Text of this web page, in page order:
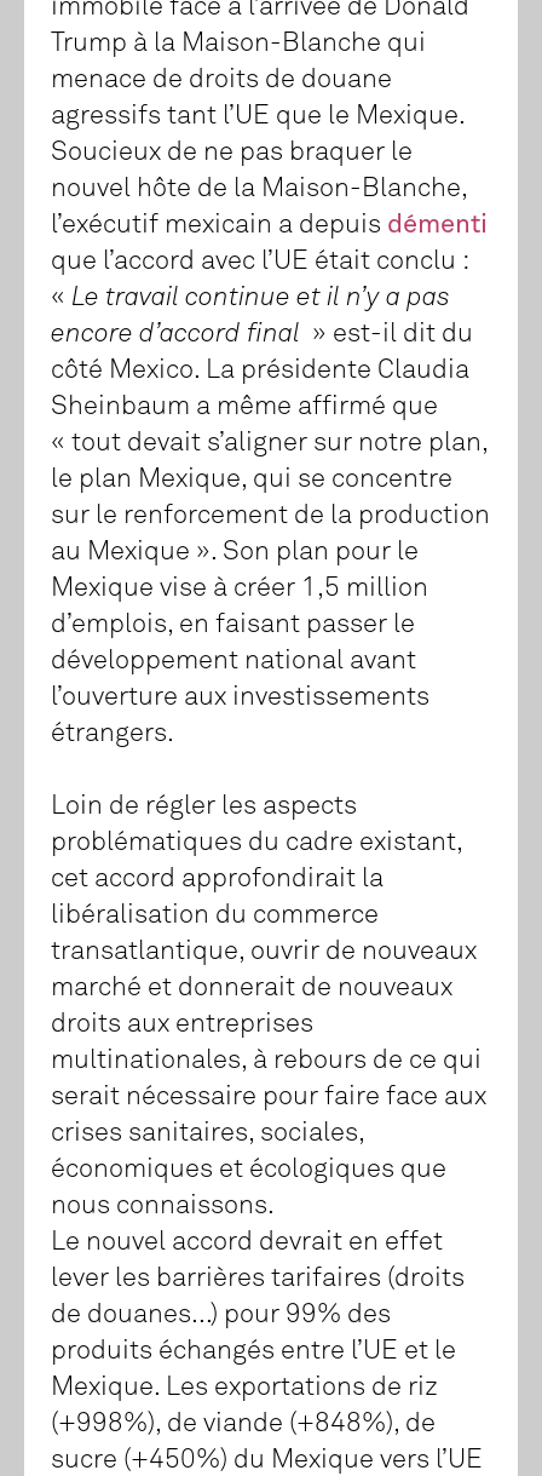
immobile face à l’arrivée de Donald
Trump à la Maison-Blanche qui
menace de droits de douane
agressifs tant l’UE que le Mexique.
Soucieux de ne pas braquer le
nouvel hôte de la Maison-Blanche,
l’exécutif mexicain a depuis démenti
que l’accord avec l’UE était conclu :
« Le travail continue et il n’y a pas
encore d’accord final » est-il dit du
côté Mexico. La présidente Claudia
Sheinbaum a même affirmé que
« tout devait s’aligner sur notre plan,
le plan Mexique, qui se concentre
sur le renforcement de la production
au Mexique ». Son plan pour le
Mexique vise à créer 1,5 million
d’emplois, en faisant passer le
développement national avant
l’ouverture aux investissements
étrangers.
Loin de régler les aspects
problématiques du cadre existant,
cet accord approfondirait la
libéralisation du commerce
transatlantique, ouvrir de nouveaux
marché et donnerait de nouveaux
droits aux entreprises
multinationales, à rebours de ce qui
serait nécessaire pour faire face aux
crises sanitaires, sociales,
économiques et écologiques que
nous connaissons.
Le nouvel accord devrait en effet
lever les barrières tarifaires (droits
de douanes...) pour 99% des
produits échangés entre l’UE et le
Mexique. Les exportations de riz
(+998%), de viande (+848%), de
sucre (+450%) du Mexique vers l’UE